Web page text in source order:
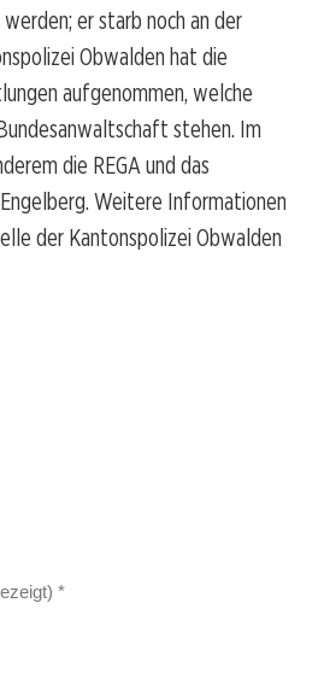
er starb noch an der
Obwalden hat die
aufgenommen, welche
stehen. Im
die REGA und das
Weitere Informationen
der Kantonspolizei Obwalden